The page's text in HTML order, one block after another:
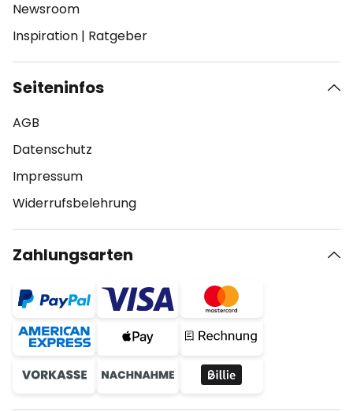
Newsroom
Inspiration | Ratgeber
Seiteninfos
AGB
Datenschutz
Impressum
Widerrufsbelehrung
Zahlungsarten